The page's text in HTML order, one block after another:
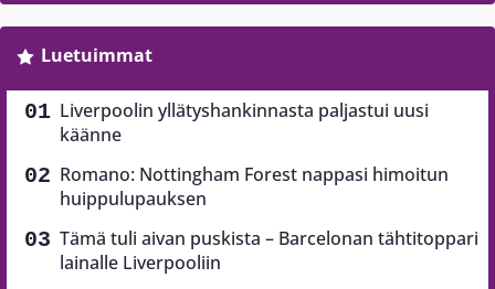
Luetuimmat
Liverpoolin yllätyshankinnasta paljastui uusi
käänne
Romano: Nottingham Forest nappasi himoitun
huippulupauksen
Tämä tuli aivan puskista – Barcelonan tähtitoppari
lainalle Liverpooliin